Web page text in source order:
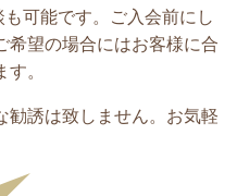
可能です。ご入会前にし
希望の場合にはお客様に合
。
勧誘は致しません。お気軽